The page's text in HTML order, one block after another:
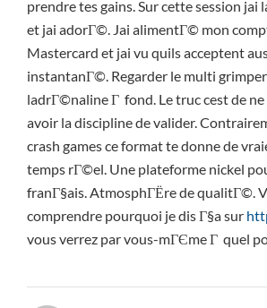
prendre tes gains. Sur cette session jai
et jai adorГ©. Jai alimentГ© mon
Mastercard et jai vu quils acceptent
instantanГ©. Regarder le multi
ladrГ©naline Г fond. Le truc cest de
avoir la discipline de valider.
crash games ce format te donne de
temps rГ©el. Une plateforme nickel
franГ§ais. AtmosphГЁre de qualitГ©.
comprendre pourquoi je dis Г§a sur
vous verrez par vous-mГЄme Г quel